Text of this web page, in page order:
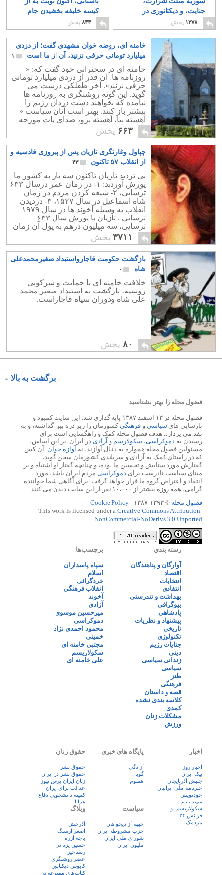
جنایت، و دیکتاتوری در
جهان امروزند
۱۳۷۸ پخش
کیسه خلیفه بخشیدن جام
زرین فرا رسیده است
۴
۸۳۴ پخش
خامنه ای، روضه خوان مشهدی گفت؛ از دزدی
میلیارد تومانی حرفی نزنید، آن از ما است
۱
خامنه ای در سخنرانی خود گفت که: «
روزنامه ها، آن قدر از دزدی میلیارد تومانی
حرفی نزنند». آخر طفلکی درست می
گوید. این گونه روشنگری به روزنامه ها
نیامده که بخواهند دست دزدان رژیم را
بیشتر باز کنند. بهتر است آنان سیاست «
آهسته بیا، آهسته برو، صدای پات مورچه
نفهنه»، را دنبال کنند.
۶۶۳ پخش
چپاول وغارتگری تازیان پس از پیروزی قادسیه و
از انقلاب ۵۷ تاکنون
۴۳
بی تردید تا‍زیان تاکنون سه بار به کشور ما
یورش آوردند: ۱- در زمان عمر درسال ۶۳۳
ترسایی، ۲- شیعه کردن مردم در زمان
شاه اسماعیل در سال ۱۵۲۷، ۳- دزدیدن
انقلاب به وسیله آخوند ها در سال ۱۹۷۹
ترسایی . تازیان با یورش سال ۶۳۳
ترسایی، سه میلیون درهم به پول آن زمان
اموال کاخ بزرگ ساسانی را به غارت بردند.
۳۷۱۱ پخش
بازگشت حکومت قاجارواستبداد صغیرمحمدعلی
شاه
۰
خلافت خامنه ای با حمایت و سرکوبی
روسیه، بازگشت به استبداد صغیر محمد
علی شاه ودوران سیاه قاجاراست.
۸۰ پخش
برگشت به بالا
فضول محله را بهتر بشناسید
فضول محله در ۱۳ اسفند ۱۳۸۷ پایه گذاری شد. این سایت کمبود و
نارسایی های سیاسی و فرهنگی کشورمان را زیر ذره بین گذاشته، و به
نقد می پردازد. هدف فضول محله کمک و راهگشایی است برای
رسیدن به دموکراسی، سکولارسم و آزادی در ایران. بر این اساس،
مسئولین فضول محله همواره به دنبال آوازند، نه آوازه خوان . آن کس
که در راستای کمک به آزادی و سربلندی کشورمان سخن گوید،
گفتارش مورد ستایش و تحسین ما بوده، و چنانچه گفتار او اشتباه و بر
مبنای سیاست نادرست برای دموکراسی مردم ایران باشد، مورد
انتقاد و اعتراض گروه ما قرار خواهد گرفت. برای آگاهی شما خواننده
گرامی، همه روزه بیشتر از ۱۰،۰۰۰ نفر از این سایت دیدن می کنند.
فضول محله © ۱۳۹۳-۱۳۸۷ -
Cookie Policy
This work is licensed under a Creative Commons Attribution-
NonCommercial-NoDerivs 3.0 Unported
رسته بندي
آوارگان و پناهندگان
اقتصاد
انتخابات
انتقادی
بهداشت و تندرستی
بیوگرافی
پادشاهی
پیشنهاد و نظریات
تاریخی
تکنولوژی
جنایات رژیم
دینی
زندانی سیاسی
سیاسی
طنز
فرهنگی
قصه و داستان
کلاسه بندی نشده
کمدی
مشکلات زنان
ورزش
برچسب‌ها
سپاه پاسداران
اسلام
خردگرائی
انقلاب فرهنگی
آخوند
آزادی
میرحسین موسوی
دموکراسی
محمود احمدی نژاد
خمینی
مجتبی خامنه ای
سکولاریسم
علی خامنه ای
اخبار
اخبار روز
پيک ايران
جنبش آذربایجان
خبرنامه ملّی ایرانیان
خودنویس
سپیده دم
سکولاریسم نو
فرانس ۲۴
مردمک
پایگاه های خبری
آزادگی
گویا
همبوم
حقوق زنان
حقوق بشر
حقوق بشر در ایران
زنان ايران پرس نيوز
عدالت برای ایران
کمیته دانشجویی دفاع
هرانا
سیاست
جبهه آزادیخواهان
حزب مشروطه ایران
شورای ملی ایران
ملیون ایران
وبلاگ
آذرخش
اصغر ارسنگ
باچه آزره
حسین یزدانی
رستاخیز
عضر روشنگری
کابوس دیکتاتور
کتاب‌های ممنوعه در